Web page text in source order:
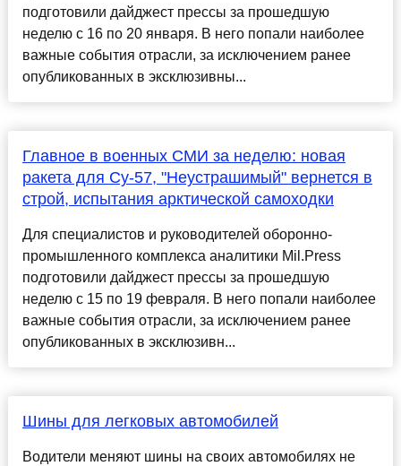
подготовили дайджест прессы за прошедшую
неделю с 16 по 20 января. В него попали наиболее
важные события отрасли, за исключением ранее
опубликованных в эксклюзивны...
Главное в военных СМИ за неделю: новая
ракета для Су-57, "Неустрашимый" вернется в
строй, испытания арктической самоходки
Для специалистов и руководителей оборонно-
промышленного комплекса аналитики Mil.Press
подготовили дайджест прессы за прошедшую
неделю с 15 по 19 февраля. В него попали наиболее
важные события отрасли, за исключением ранее
опубликованных в эксклюзивн...
Шины для легковых автомобилей
Водители меняют шины на своих автомобилях не